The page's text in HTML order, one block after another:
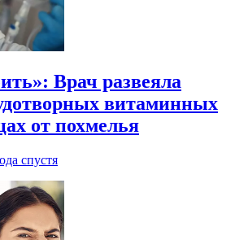
Врач развеяла
витаминных
от похмелья
спустя